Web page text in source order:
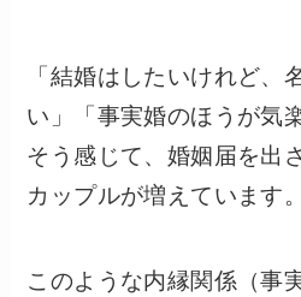
「結婚はしたいけれど、
い」「事実婚のほうが気
そう感じて、婚姻届を出
カップルが増えています。
このような内縁関係（事